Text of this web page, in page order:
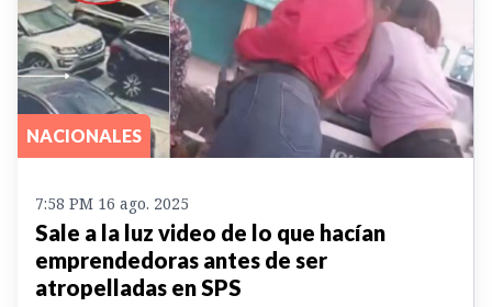
NACIONALES
7:58 PM 16 ago. 2025
Sale a la luz video de lo que hacían
emprendedoras antes de ser
atropelladas en SPS